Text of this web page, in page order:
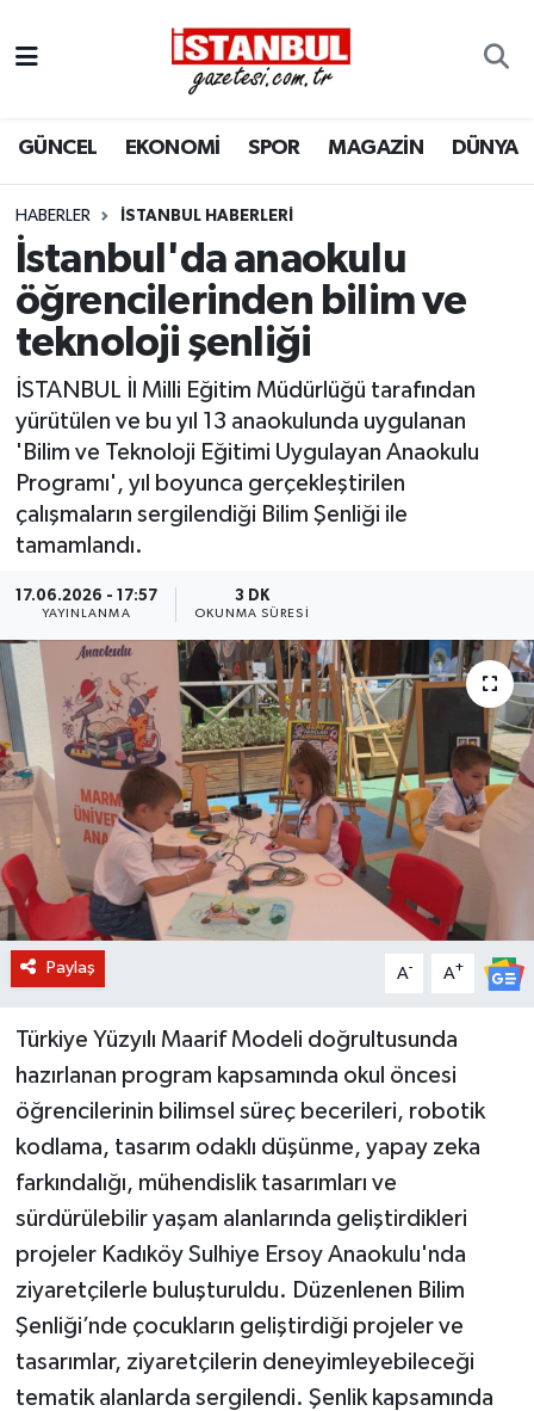
GÜNCEL EKONOMİ SPOR MAGAZİN DÜNYA
HABERLER İSTANBUL HABERLERI
İstanbul'da anaokulu
öğrencilerinden bilim ve
teknoloji şenliği
İSTANBUL İl Milli Eğitim Müdürlüğü tarafından
yürütülen ve bu yıl 13 anaokulunda uygulanan
'Bilim ve Teknoloji Eğitimi Uygulayan Anaokulu
Programı', yıl boyunca gerçekleştirilen
çalışmaların sergilendiği Bilim Şenliği ile
tamamlandı.
17.06.2026 - 17:57
YAYINLANMA
3 DK
OKUNMA SÜRESI
Paylaş A- A+
Türkiye Yüzyılı Maarif Modeli doğrultusunda
hazırlanan program kapsamında okul öncesi
öğrencilerinin bilimsel süreç becerileri, robotik
kodlama, tasarım odaklı düşünme, yapay zeka
farkındalığı, mühendislik tasarımları ve
sürdürülebilir yaşam alanlarında geliştirdikleri
projeler Kadıköy Sulhiye Ersoy Anaokulu'nda
ziyaretçilerle buluşturuldu. Düzenlenen Bilim
Şenliği’nde çocukların geliştirdiği projeler ve
tasarımlar, ziyaretçilerin deneyimleyebileceği
tematik alanlarda sergilendi. Şenlik kapsamında
EKONOMİ
İSTANBUL
DÜNYA
SPOR
MAGAZİN
KÜLTÜR SANAT
SAĞLIK
OTOMOBİL
KURUMSAL
Nöbetçi Eczaneler
Hava Durumu
Trafik Durumu
Süper Lig Puan Durumu ve Fikstür
Tüm Manşetler
Son Dakika Haberleri
Haber Arşivi